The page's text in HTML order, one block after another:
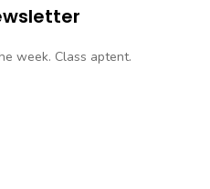
week. Class aptent.